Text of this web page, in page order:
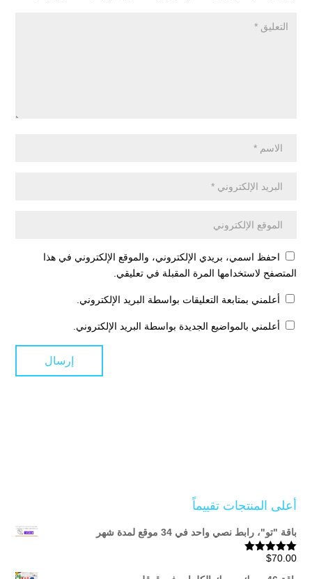
احفظ اسمي، بريدي الإلكتروني، والموقع الإلكتروني في هذا
المتصفح لاستخدامها المرة المقبلة في تعليقي.
أعلمني بمتابعة التعليقات بواسطة البريد الإلكتروني.
أعلمني بالمواضيع الجديدة بواسطة البريد الإلكتروني.
أعلى المنتجات تقييماً
باقة "تو"، رابط نصي واحد في 34 موقع لمدة شهر
تم التقييم
$70.00